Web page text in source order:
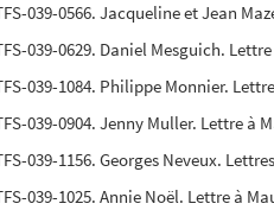
039-0566. Jacqueline et Jean
039-0629. Daniel Mesguich.
039-1084. Philippe Monnier.
039-0904. Jenny Muller. Lettre à
039-1156. Georges Neveux.
039-1025. Annie Noël. Lettre à